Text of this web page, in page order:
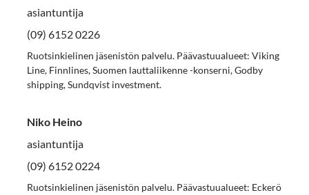
asiantuntija
(09) 6152 0226
Ruotsinkielinen jäsenistön palvelu. Päävastuualueet: Viking
Line, Finnlines, Suomen lauttaliikenne -konserni, Godby
shipping, Sundqvist investment.
Niko Heino
asiantuntija
(09) 6152 0224
Ruotsinkielinen jäsenistön palvelu. Päävastuualueet: Eckerö